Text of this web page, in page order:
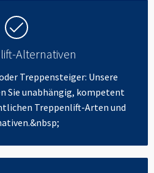
Alternativen
Treppensteiger: Unsere
Sie unabhängig, kompetent
Treppenlift-Arten und